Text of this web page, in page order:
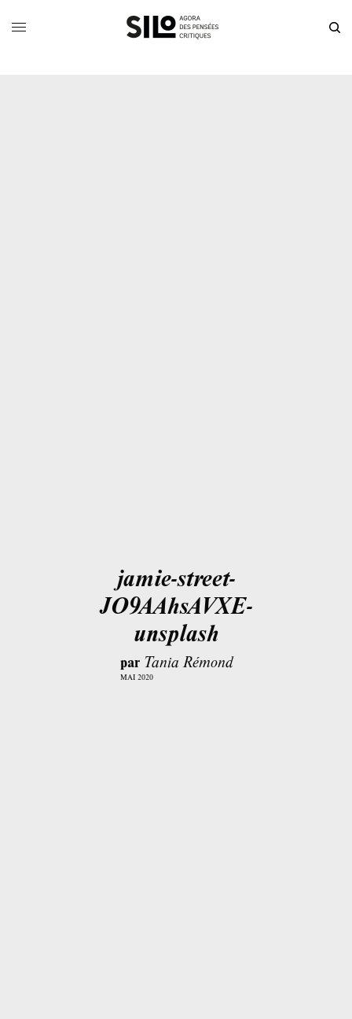
jamie-street-
JO9AAhsAVXE-
unsplash
par Tania Rémond
MAI 2020